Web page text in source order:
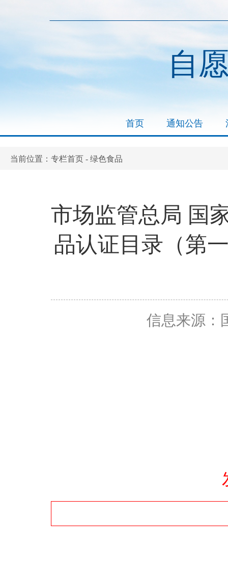
自
首页 通知公告
当前位置： 专栏首页 - 绿色食品
市场监管总局 国
品认证目录（第
信息来源：